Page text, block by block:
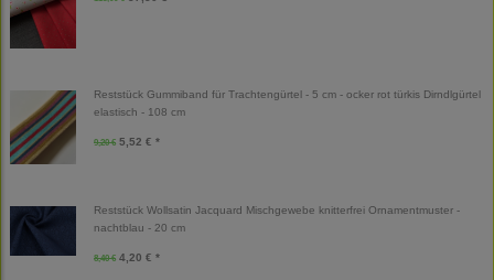
Reststück Gummiband für Trachtengürtel - 5 cm - ocker rot türkis Dirndlgürtel
elastisch - 108 cm
9,20 € 5,52 € *
Reststück Wollsatin Jacquard Mischgewebe knitterfrei Ornamentmuster -
nachtblau - 20 cm
8,40 € 4,20 € *